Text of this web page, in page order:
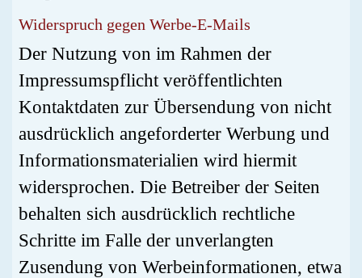
Widerspruch gegen Werbe-E-Mails
Der Nutzung von im Rahmen der
Impressumspflicht veröffentlichten
Kontaktdaten zur Übersendung von nicht
ausdrücklich angeforderter Werbung und
Informationsmaterialien wird hiermit
widersprochen. Die Betreiber der Seiten
behalten sich ausdrücklich rechtliche
Schritte im Falle der unverlangten
Zusendung von Werbeinformationen, etwa